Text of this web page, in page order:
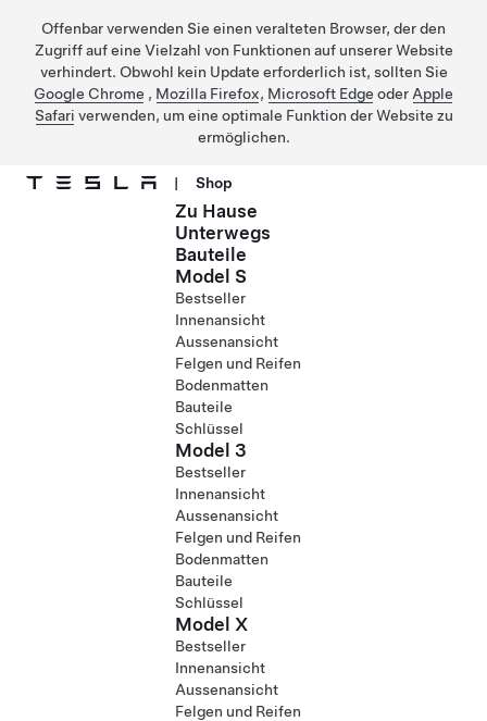
Offenbar verwenden Sie einen veralteten Browser, der den
Zugriff auf eine Vielzahl von Funktionen auf unserer Website
verhindert. Obwohl kein Update erforderlich ist, sollten Sie
Google Chrome , Mozilla Firefox, Microsoft Edge oder Apple
Safari verwenden, um eine optimale Funktion der Website zu
ermöglichen.
| Shop
Zu Hause
Unterwegs
Bauteile
Model S
Bestseller
Innenansicht
Aussenansicht
Felgen und Reifen
Bodenmatten
Bauteile
Schlüssel
Model 3
Bestseller
Innenansicht
Aussenansicht
Felgen und Reifen
Bodenmatten
Bauteile
Schlüssel
Model X
Bestseller
Innenansicht
Aussenansicht
Felgen und Reifen